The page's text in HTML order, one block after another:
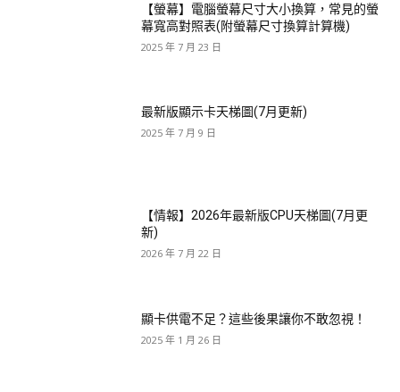
【螢幕】電腦螢幕尺寸大小換算，常見的螢
幕寬高對照表(附螢幕尺寸換算計算機)
2025 年 7 月 23 日
最新版顯示卡天梯圖(7月更新)
2025 年 7 月 9 日
【情報】2026年最新版CPU天梯圖(7月更
新)
2026 年 7 月 22 日
顯卡供電不足？這些後果讓你不敢忽視！
2025 年 1 月 26 日